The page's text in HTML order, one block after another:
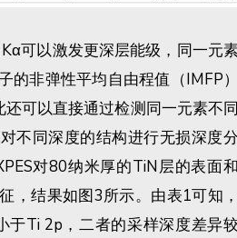
可以激发更深层能级，同一元
的非弹性平均自由程值（IMFP
可以直接通过检测同一元素不
不同深度的结构进行无损深度
对80纳米厚的TiN层的表面
，结果如图3所示。由表1可知
于Ti 2p，二者的采样深度差异